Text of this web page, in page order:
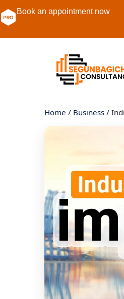
Book an appointment now
Home / Business /